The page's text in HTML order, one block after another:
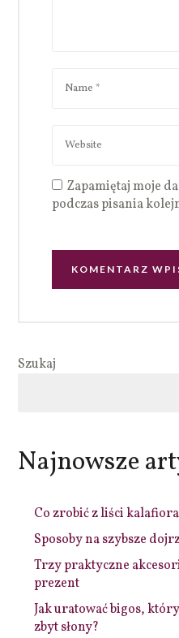
Zapamiętaj moje
podczas pisania
Szukaj
Najnowsze
Co zrobić z liści
Sposoby na szybsze
Trzy praktyczne
prezent
Jak uratować bigos,
zbyt słony?